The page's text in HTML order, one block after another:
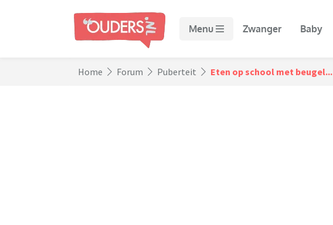
Menu Zwanger Baby
Home Forum Puberteit Eten op school met beugel...